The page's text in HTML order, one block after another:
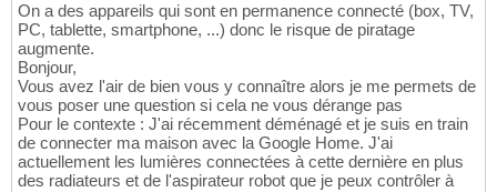
On a des appareils qui sont en permanence connecté (box, TV,
PC, tablette, smartphone, ...) donc le risque de piratage
augmente.
Bonjour,
Vous avez l'air de bien vous y connaître alors je me permets de
vous poser une question si cela ne vous dérange pas
Pour le contexte : J'ai récemment déménagé et je suis en train
de connecter ma maison avec la Google Home. J'ai
actuellement les lumières connectées à cette dernière en plus
des radiateurs et de l'aspirateur robot que je peux contrôler à